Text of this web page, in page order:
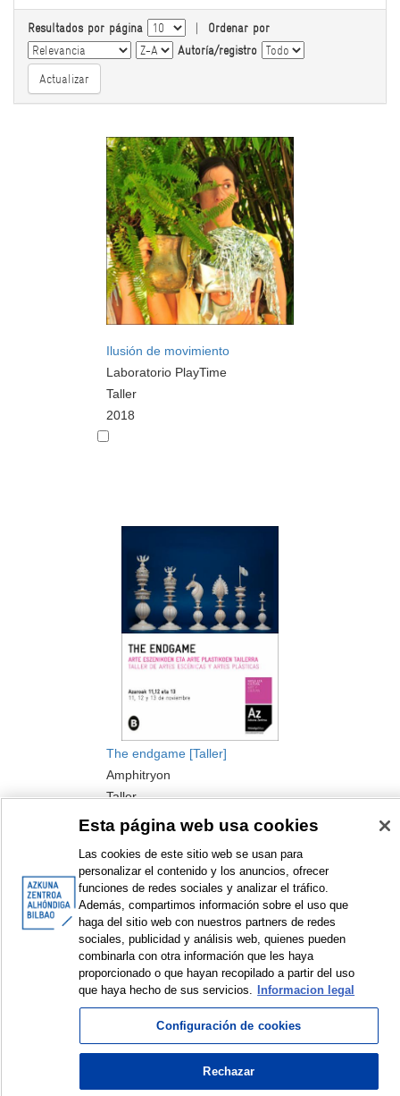
Resultados por página | Ordenar por
Autoría/registro
Ilusión de movimiento
Laboratorio PlayTime
Taller
2018
The endgame [Taller]
Amphitryon
Taller
2016
< Elementos mostrados: 1 a 2 de 2 >
Esta página web usa cookies
Las cookies de este sitio web se usan para
personalizar el contenido y los anuncios, ofrecer
funciones de redes sociales y analizar el tráfico.
Además, compartimos información sobre el uso que
haga del sitio web con nuestros partners de redes
sociales, publicidad y análisis web, quienes pueden
combinarla con otra información que les haya
proporcionado o que hayan recopilado a partir del uso
que haya hecho de sus servicios.
Informacion legal
Configuración de cookies
Rechazar